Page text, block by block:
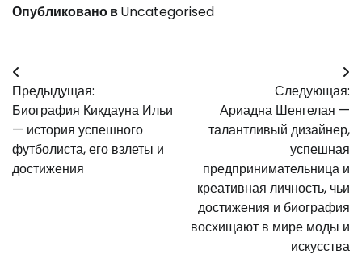
Опубликовано вUncategorised
Навигация
по
записям
Предыдущая:
Биография Кикдауна Ильи
— история успешного
футболиста, его взлеты и
достижения
Следующая:
Ариадна Шенгелая —
талантливый дизайнер,
успешная
предпринимательница и
креативная личность, чьи
достижения и биография
восхищают в мире моды и
искусства